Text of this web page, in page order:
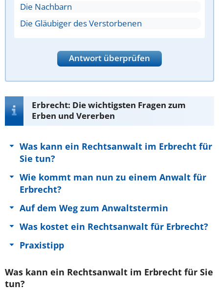
Die Nachbarn
Die Gläubiger des Verstorbenen
Antwort überprüfen
Erbrecht: Die wichtigsten Fragen zum
Erben und Vererben
Was kann ein Rechtsanwalt im Erbrecht für
Sie tun?
Wie kommt man nun zu einem Anwalt für
Erbrecht?
Auf dem Weg zum Anwaltstermin
Was kostet ein Rechtsanwalt für Erbrecht?
Praxistipp
Was kann ein Rechtsanwalt im Erbrecht für Sie
tun?